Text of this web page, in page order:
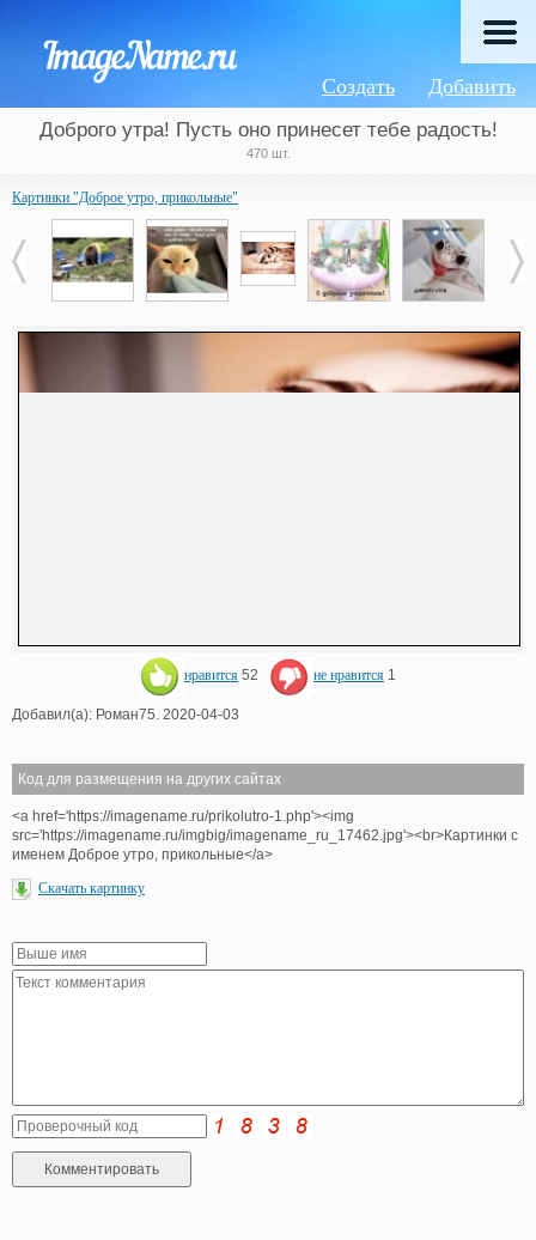
Добавить
Создать
Доброго утра! Пусть оно принесет тебе радость!
470 шт.
Картинки "Доброе утро, прикольные"
нравится 52 не нравится 1
Добавил(а): Роман75. 2020-04-03
Код для размещения на других сайтах
<a href='https://imagename.ru/prikolutro-1.php'><img
src='https://imagename.ru/imgbig/imagename_ru_17462.jpg'><br>Картинки с
именем Доброе утро, прикольные</a>
Скачать картинку